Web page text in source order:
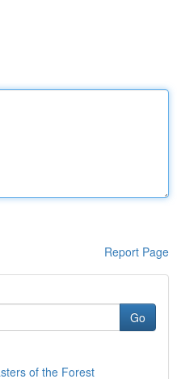
Report Page
Go
of the Forest